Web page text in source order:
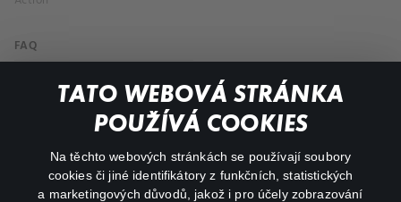
TATO WEBOVÁ STRÁNKA
POUŽÍVÁ COOKIES
Na těchto webových stránkách se používají soubory
cookies či jiné identifikátory z funkčních, statistických
a marketingových důvodů, jakož i pro účely zobrazování
FAQ
My profile
facebookinstagram